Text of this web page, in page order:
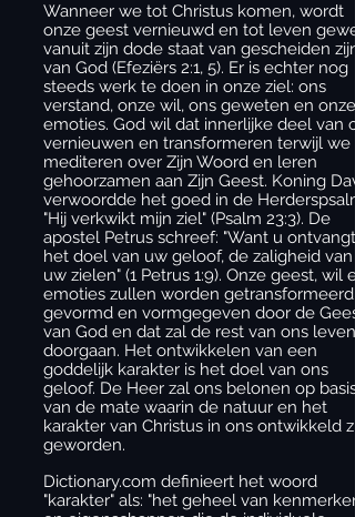
Wanneer we tot Christus komen, wordt
onze geest vernieuwd en tot leven
vanuit zijn dode staat van gescheiden zijn
van God (Efeziërs 2:1, 5). Er is echter nog
steeds werk te doen in onze ziel: ons
verstand, onze wil, ons geweten en onze
emoties. God wil dat innerlijke deel van
vernieuwen en transformeren terwijl we
mediteren over Zijn Woord en leren
gehoorzamen aan Zijn Geest. Koning
verwoordde het goed in de
"Hij verkwikt mijn ziel" (Psalm 23:3). De
apostel Petrus schreef: "Want u ontvangt
het doel van uw geloof, de zaligheid van
uw zielen" (1 Petrus 1:9). Onze geest, wil
emoties zullen worden getransformeerd,
gevormd en vormgegeven door de Geest
van God en dat zal de rest van ons leven
doorgaan. Het ontwikkelen van een
goddelijk karakter is het doel van ons
geloof. De Heer zal ons belonen op basis
van de mate waarin de natuur en het
karakter van Christus in ons ontwikkeld
geworden.
Dictionary.com definieert het woord
"karakter" als: "het geheel van kenmerken